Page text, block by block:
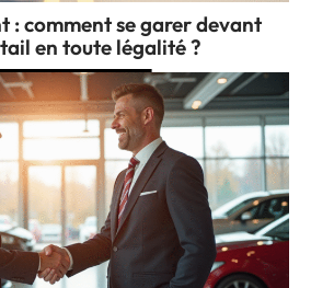
: comment se garer devant
en toute légalité ?